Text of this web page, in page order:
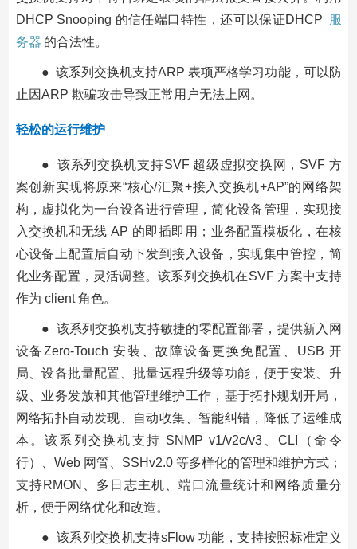
DHCP Snooping 的信任端口特性，还可以保证DHCP
服
务器 的合法性。
● 该系列交换机支持ARP 表项严格学习功能，可以防
止因ARP 欺骗攻击导致正常用户无法上网。
轻松的运行维护
● 该系列交换机支持SVF 超级虚拟交换网，SVF 方
案创新实现将原来“核心/汇聚+接入交换机+AP”的网络架
构，虚拟化为一台设备进行管理，简化设备管理，实现接
入交换机和无线 AP 的即插即用；业务配置模板化，在核
心设备上配置后自动下发到接入设备，实现集中管控，简
化业务配置，灵活调整。该系列交换机在SVF 方案中支持
作为 client 角色。
● 该系列交换机支持敏捷的零配置部署，提供新入网
设备Zero-Touch 安装、故障设备更换免配置、USB 开
局、设备批量配置、批量远程升级等功能，便于安装、升
级、业务发放和其他管理维护工作，基于拓扑规划开局，
网络拓扑自动发现、自动收集、智能纠错，降低了运维成
本。该系列交换机支持 SNMP v1/v2c/v3、CLI（命令
行）、Web 网管、SSHv2.0 等多样化的管理和维护方式；
支持RMON、多日志主机、端口流量统计和网络质量分
析，便于网络优化和改造。
● 该系列交换机支持sFlow 功能，支持按照标准定义